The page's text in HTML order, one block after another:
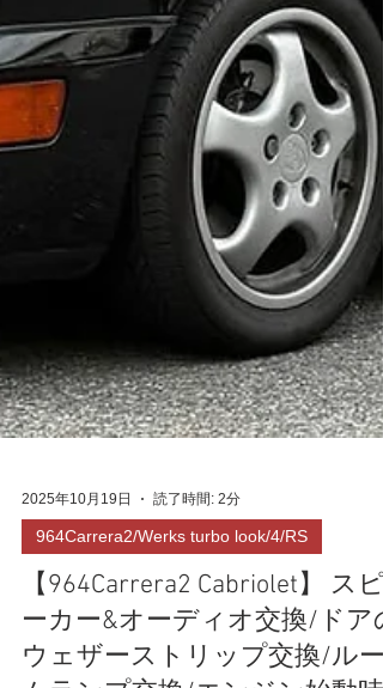
2025年10月19日 読了時間: 2分
964Carrera2/Werks turbo look/4/RS
【964Carrera2 Cabriolet】 スピ
ーカー&オーディオ交換/ドア